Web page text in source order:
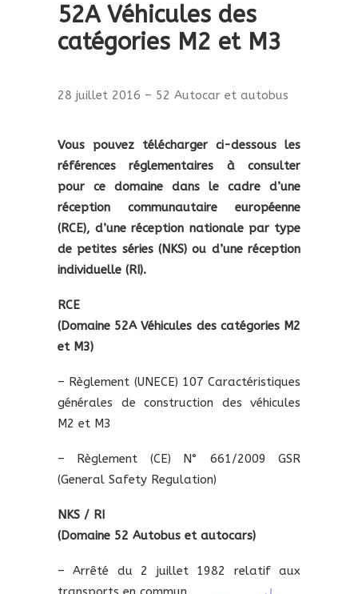
52A Véhicules des
catégories M2 et M3
28 juillet 2016 – 52 Autocar et autobus
Vous pouvez télécharger ci-dessous les
références réglementaires à consulter
pour ce domaine dans le cadre d’une
réception communautaire européenne
(RCE), d’une réception nationale par type
de petites séries (NKS) ou d’une réception
individuelle (RI).
RCE
(Domaine 52A Véhicules des catégories M2
et M3)
– Règlement (UNECE) 107 Caractéristiques
générales de construction des véhicules
M2 et M3
– Règlement (CE) N° 661/2009 GSR
(General Safety Regulation)
NKS / RI
(Domaine 52 Autobus et autocars)
– Arrêté du 2 juillet 1982 relatif aux